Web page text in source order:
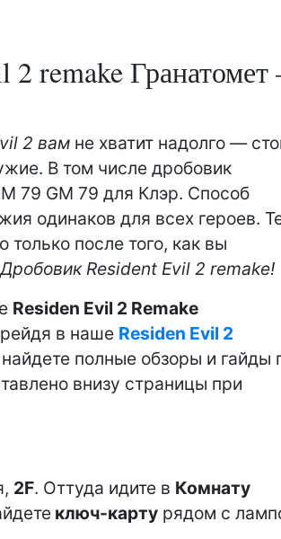
2 remake
2 вам не хватит надолго —
В том числе дробовик
79 GM 79 для Клэр. Способ
одинаков для всех героев.
после того, как вы
Дробовик Resident Evil 2 remake!
Residen Evil 2 Remake
в наше Residen Evil 2
полные обзоры и гайды
внизу страницы при
2F. Оттуда идите в Комнату
ключ-карту рядом с